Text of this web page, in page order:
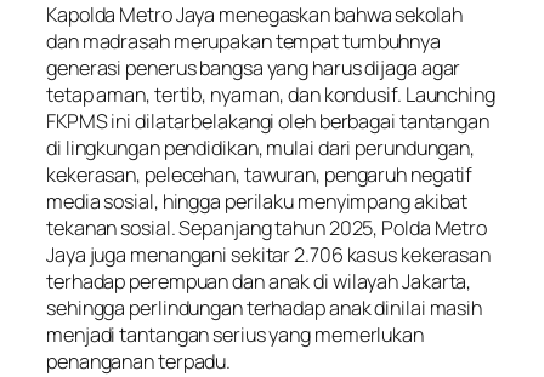
Kapolda Metro Jaya menegaskan bahwa sekolah
dan madrasah merupakan tempat tumbuhnya
generasi penerus bangsa yang harus dijaga agar
tetap aman, tertib, nyaman, dan kondusif. Launching
FKPMS ini dilatarbelakangi oleh berbagai tantangan
di lingkungan pendidikan, mulai dari perundungan,
kekerasan, pelecehan, tawuran, pengaruh negatif
media sosial, hingga perilaku menyimpang akibat
tekanan sosial. Sepanjang tahun 2025, Polda Metro
Jaya juga menangani sekitar 2.706 kasus kekerasan
terhadap perempuan dan anak di wilayah Jakarta,
sehingga perlindungan terhadap anak dinilai masih
menjadi tantangan serius yang memerlukan
penanganan terpadu.